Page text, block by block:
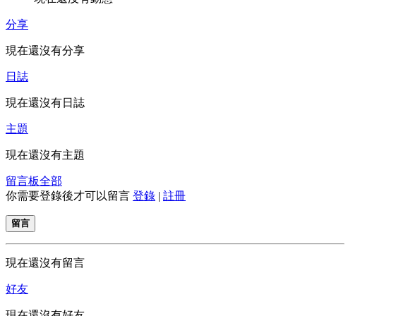
分享
現在還沒有分享
日誌
現在還沒有日誌
主題
現在還沒有主題
留言板全部
你需要登錄後才可以留言 登錄 | 註冊
留言
現在還沒有留言
好友